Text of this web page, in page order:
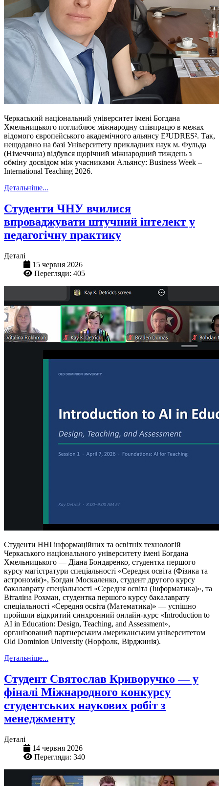
Черкаський національний університет імені Богдана
Хмельницького поглиблює міжнародну співпрацю в межах
відомого європейського академічного альянсу E³UDRES². Так,
нещодавно на базі Університету прикладних наук м. Фульда
(Німеччина) відбувся щорічний міжнародний тиждень з
обміну досвідом між учасниками Альянсу: Business Week –
International Teaching 2026.
Детальніше...
Студенти ЧНУ вчилися
впроваджувати штучний інтелект у
педагогічну практику
Деталі
15 червня 2026
Перегляди: 405
Студенти ННІ інформаційних та освітніх технологій
Черкаського національного університету імені Богдана
Хмельницького — Діана Бондаренко, студентка першого
курсу магістратури спеціальності «Середня освіта (Фізика та
астрономія)», Богдан Москаленко, студент другого курсу
бакалаврату спеціальності «Середня освіта (Інформатика)», та
Віталіна Рохман, студентка першого курсу бакалаврату
спеціальності «Середня освіта (Математика)» — успішно
пройшли відкритий синхронний онлайн-курс «Introduction to
AI in Education: Design, Teaching, and Assessment»,
організований партнерським американським університетом
Old Dominion University (Норфолк, Вірджинія).
Детальніше...
Студент Святослав Криворучко — у
фіналі Міжнародного конкурсу
студентських наукових робіт з
менеджменту
Деталі
14 червня 2026
Перегляди: 340